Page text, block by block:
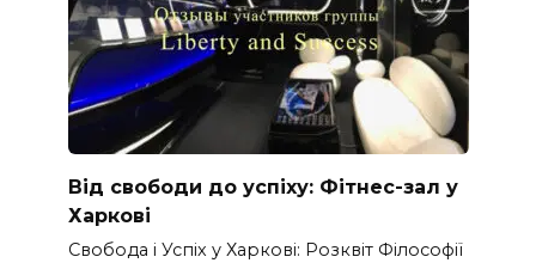
Від свободи до успіху: Фітнес-зал у
Харкові
Свобода і Успіх у Харкові: Розквіт Філософії